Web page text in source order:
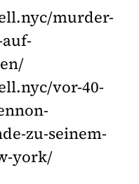
murder-
vor-40-
zu-seinem-
york/